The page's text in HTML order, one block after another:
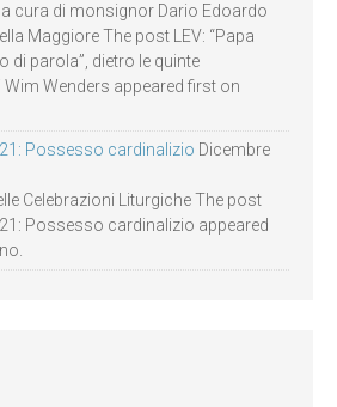
cura di monsignor Dario Edoardo
Maggiore The post LEV: “Papa
di parola”, dietro le quinte
Wenders appeared first on
Possesso cardinalizio Dicembre
Celebrazioni Liturgiche The post
Possesso cardinalizio appeared